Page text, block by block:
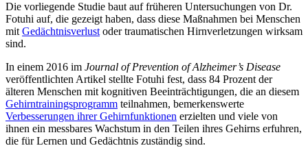
Die vorliegende Studie baut auf früheren Untersuchungen von Dr.
Fotuhi auf, die gezeigt haben, dass diese Maßnahmen bei Menschen
mitGedächtnisverlustoder traumatischen Hirnverletzungen wirksam
sind.
In einem 2016 im Journal of Prevention of Alzheimer’s Disease
veröffentlichten Artikel stellte Fotuhi fest, dass 84 Prozent der
älteren Menschen mit kognitiven Beeinträchtigungen, die an diesem
Gehirntrainingsprogramm teilnahmen, bemerkenswerte
Verbesserungen ihrer Gehirnfunktionen erzielten und viele von
ihnen ein messbares Wachstum in den Teilen ihres Gehirns erfuhren,
die für Lernen und Gedächtnis zuständig sind.